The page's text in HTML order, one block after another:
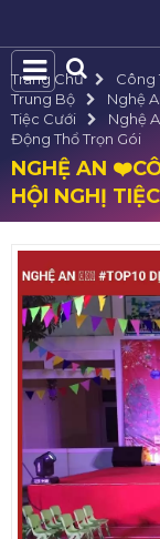
Trang Chủ
Công
Trung Bộ
Nghệ
Tiệc Cưới
Nghệ
Động Thổ Trọn Gói
NGHỆ AN
HỘI NGHỊ